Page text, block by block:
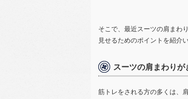
そこで、最近スーツの肩まわ
見せるためのポイントを紹介
スーツの肩まわりが
筋トレをされる方の多くは、